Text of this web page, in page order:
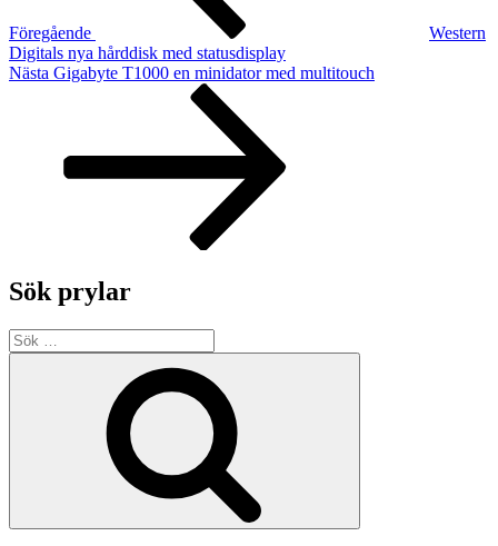
Föregående
Western
Digitals nya hårddisk med statusdisplay
Nästa
Nästa Gigabyte T1000 en minidator med multitouch
Sök prylar
Sök
efter: